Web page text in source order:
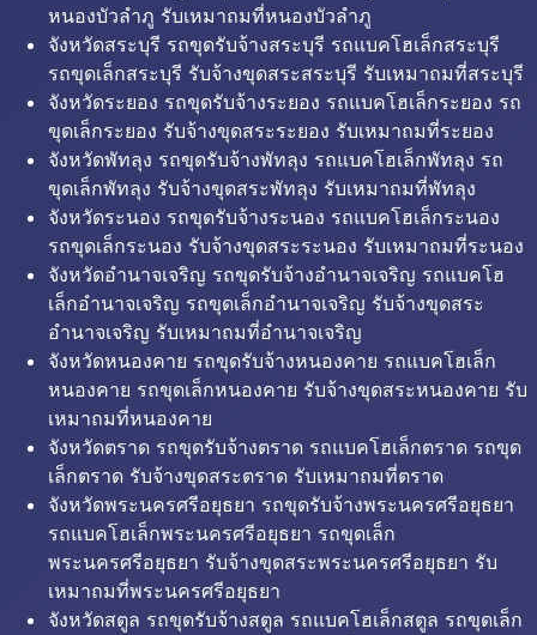
หนองบัวลำภู รับเหมาถมที่หนองบัวลำภู
จังหวัดสระบุรี รถขุดรับจ้างสระบุรี รถแบคโฮเล็กสระบุรี
รถขุดเล็กสระบุรี รับจ้างขุดสระสระบุรี รับเหมาถมที่สระบุรี
จังหวัดระยอง รถขุดรับจ้างระยอง รถแบคโฮเล็กระยอง รถ
ขุดเล็กระยอง รับจ้างขุดสระระยอง รับเหมาถมที่ระยอง
จังหวัดพัทลุง รถขุดรับจ้างพัทลุง รถแบคโฮเล็กพัทลุง รถ
ขุดเล็กพัทลุง รับจ้างขุดสระพัทลุง รับเหมาถมที่พัทลุง
จังหวัดระนอง รถขุดรับจ้างระนอง รถแบคโฮเล็กระนอง
รถขุดเล็กระนอง รับจ้างขุดสระระนอง รับเหมาถมที่ระนอง
จังหวัดอำนาจเจริญ รถขุดรับจ้างอำนาจเจริญ รถแบคโฮ
เล็กอำนาจเจริญ รถขุดเล็กอำนาจเจริญ รับจ้างขุดสระ
อำนาจเจริญ รับเหมาถมที่อำนาจเจริญ
จังหวัดหนองคาย รถขุดรับจ้างหนองคาย รถแบคโฮเล็ก
หนองคาย รถขุดเล็กหนองคาย รับจ้างขุดสระหนองคาย รับ
เหมาถมที่หนองคาย
จังหวัดตราด รถขุดรับจ้างตราด รถแบคโฮเล็กตราด รถขุด
เล็กตราด รับจ้างขุดสระตราด รับเหมาถมที่ตราด
จังหวัดพระนครศรีอยุธยา รถขุดรับจ้างพระนครศรีอยุธยา
รถแบคโฮเล็กพระนครศรีอยุธยา รถขุดเล็ก
พระนครศรีอยุธยา รับจ้างขุดสระพระนครศรีอยุธยา รับ
เหมาถมที่พระนครศรีอยุธยา
จังหวัดสตูล รถขุดรับจ้างสตูล รถแบคโฮเล็กสตูล รถขุดเล็ก